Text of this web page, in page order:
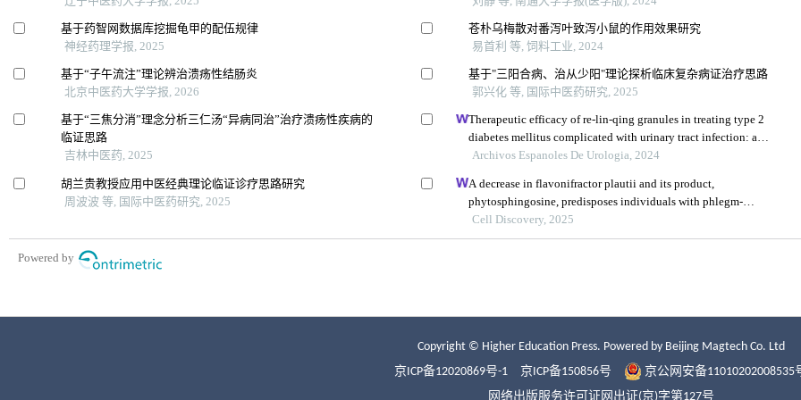
Copyright © Higher Education Press. Powered by Beijing Magtech Co. Ltd
京ICP备12020869号-1
京ICP备150856号
京公网安备11010202008535
网络出版服务许可证网出证(京)字第127号